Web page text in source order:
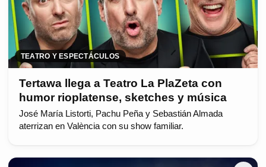
TEATRO Y ESPECTÁCULOS
Tertawa llega a Teatro La PlaZeta con
humor rioplatense, sketches y música
José María Listorti, Pachu Peña y Sebastián Almada
aterrizan en València con su show familiar.